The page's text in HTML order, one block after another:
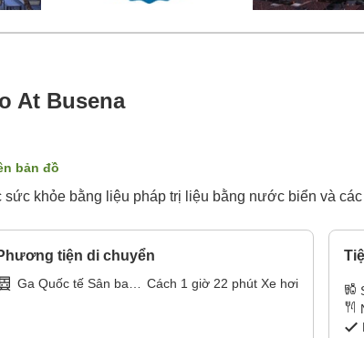
At Busena
bản đồ
khỏe bằng liệu pháp trị liệu bằng nước biển và
tiện di chuyển
Ga Quốc tế Sân bay
Cách 1 giờ 22 phút Xe hơi